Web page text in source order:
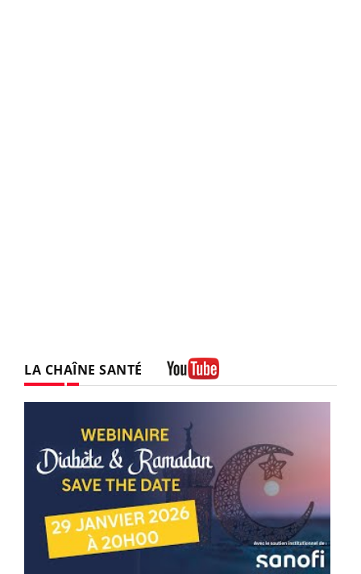
LA CHAÎNE SANTÉ